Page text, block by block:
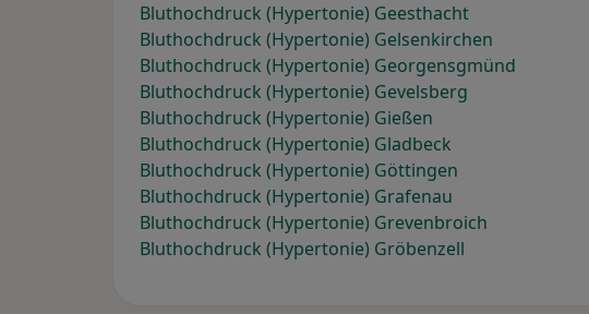
Bluthochdruck (Hypertonie) Geesthacht
Bluthochdruck (Hypertonie) Gelsenkirchen
Bluthochdruck (Hypertonie) Georgensgmünd
Bluthochdruck (Hypertonie) Gevelsberg
Bluthochdruck (Hypertonie) Gießen
Bluthochdruck (Hypertonie) Gladbeck
Bluthochdruck (Hypertonie) Göttingen
Bluthochdruck (Hypertonie) Grafenau
Bluthochdruck (Hypertonie) Grevenbroich
Bluthochdruck (Hypertonie) Gröbenzell